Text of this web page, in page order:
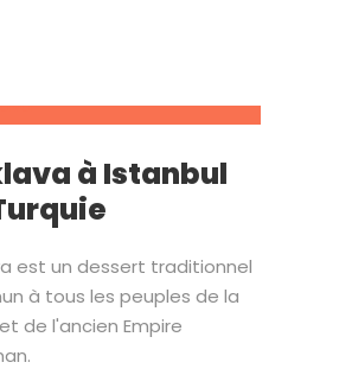
à Istanbul
est un dessert traditionnel
à tous les peuples de la
de l'ancien Empire